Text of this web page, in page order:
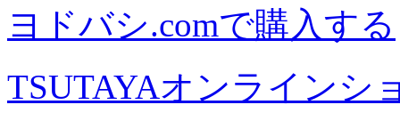
ヨドバシ.comで購入する
TSUTAYAオンラインシ